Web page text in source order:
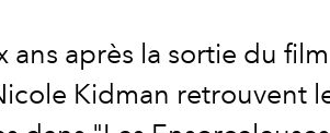
ans après la sortie du
Kidman retrouvent